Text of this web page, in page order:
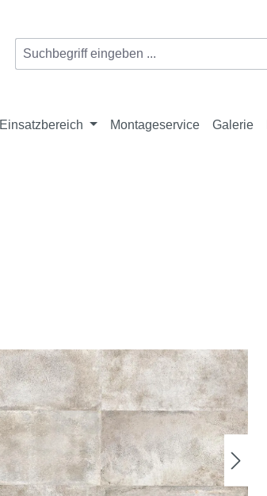
Einsatzbereich Montageservice Galerie